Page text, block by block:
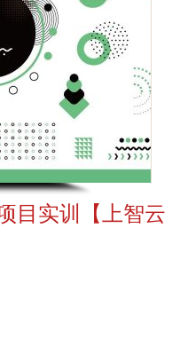
目实训【上智云